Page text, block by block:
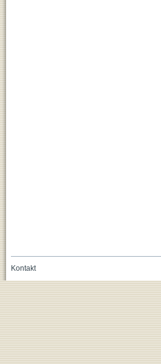
Kontakt